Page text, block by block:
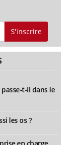
S'inscrire
t-il dans le
les os ?